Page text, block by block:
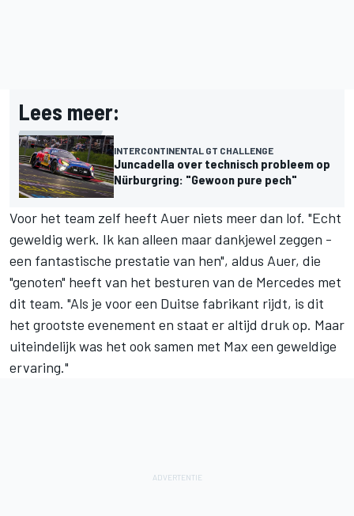
Lees meer:
INTERCONTINENTAL GT CHALLENGE
Juncadella over technisch probleem op
Nürburgring: "Gewoon pure pech"
Voor het team zelf heeft Auer niets meer dan lof. "Echt
geweldig werk. Ik kan alleen maar dankjewel zeggen -
een fantastische prestatie van hen", aldus Auer, die
"genoten" heeft van het besturen van de Mercedes met
dit team. "Als je voor een Duitse fabrikant rijdt, is dit
het grootste evenement en staat er altijd druk op. Maar
uiteindelijk was het ook samen met Max een geweldige
ervaring."